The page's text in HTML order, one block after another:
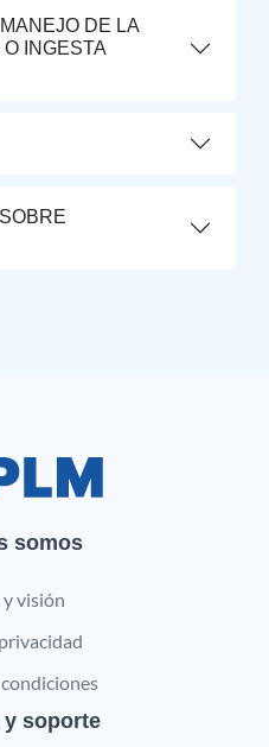
DE LA
INGESTA
somos
visión
soporte